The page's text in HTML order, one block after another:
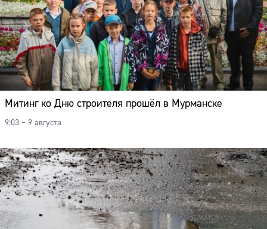
Митинг ко Дню строителя прошёл в Мурманске
9:03 – 9 августа